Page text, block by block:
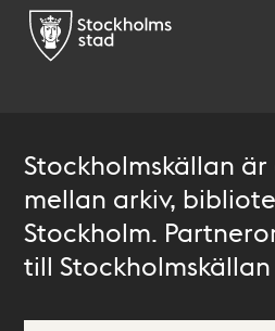
Stockholmskällan
mellan arkiv,
Stockholm.
till